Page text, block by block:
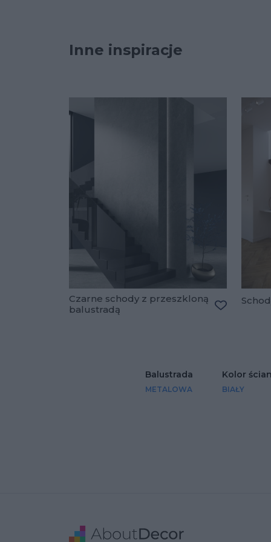
Inne inspiracje
Czarne schody z przeszkloną
balustradą
Balustrada
METALOWA
Kolor ścian
BIAŁY
Adres
Dane Firmy